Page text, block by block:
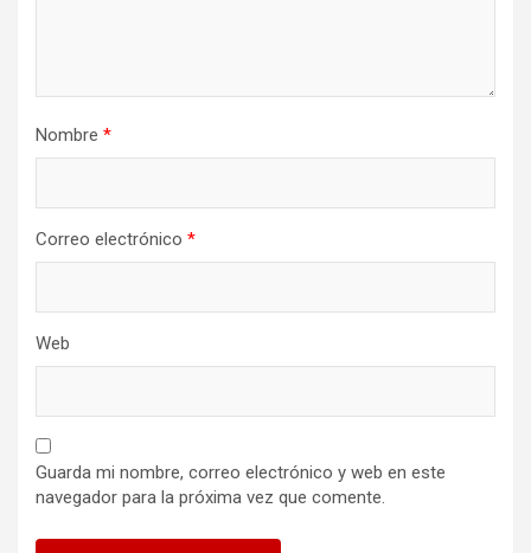
Nombre *
Correo electrónico *
Web
Guarda mi nombre, correo electrónico y web en este
navegador para la próxima vez que comente.